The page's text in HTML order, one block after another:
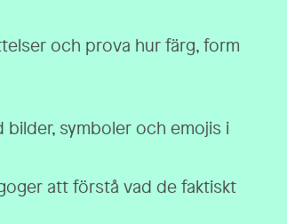
och prova hur färg, form
bilder, symboler och emojis i
att förstå vad de faktiskt